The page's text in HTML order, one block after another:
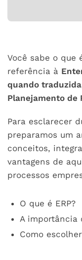
Você sabe o que
referência à
quando
Planejamento de
Para esclarecer
preparamos um
conceitos,
vantagens de
processos
O que é ERP?
A importância
Como